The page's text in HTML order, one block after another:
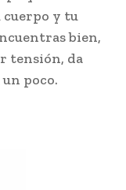
cuerpo y tu
bien,
tensión, da
poco.